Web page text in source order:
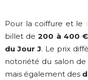
Pour la coiffure et le
billet de200 à 400 €
du Jour J. Le prix
notoriété du salon
mais également des